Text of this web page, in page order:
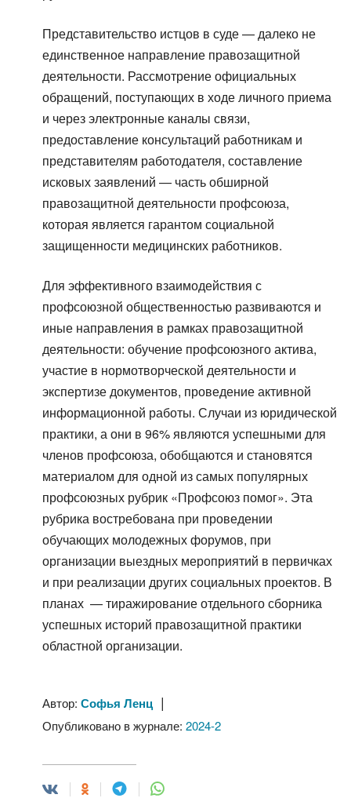
Представительство истцов в суде — далеко не
единственное направление правозащитной
деятельности. Рассмотрение официальных
обращений, поступающих в ходе личного приема
и через электронные каналы связи,
предоставление консультаций работникам и
представителям работодателя, составление
исковых заявлений — часть обширной
правозащитной деятельности профсоюза,
которая является гарантом социальной
защищенности медицинских работников.
Для эффективного взаимодействия с
профсоюзной общественностью развиваются и
иные направления в рамках правозащитной
деятельности: обучение профсоюзного актива,
участие в нормотворческой деятельности и
экспертизе документов, проведение активной
информационной работы. Случаи из юридической
практики, а они в 96% являются успешными для
членов проф­союза, обобщаются и становятся
материалом для одной из самых популярных
профсоюзных рубрик «Профсоюз помог». Эта
рубрика востребована при проведении
обучающих молодежных форумов, при
организации выездных мероприятий в первичках
и при реализации других социальных проектов. В
планах — тиражирование отдельного сборника
успешных историй правозащитной практики
областной организации.
Автор: Софья Ленц|
Опубликовано в журнале: 2024-2